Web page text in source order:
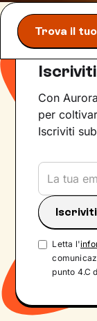
Trova il
Con
per
Iscriviti
Letta l'
punto 4.C